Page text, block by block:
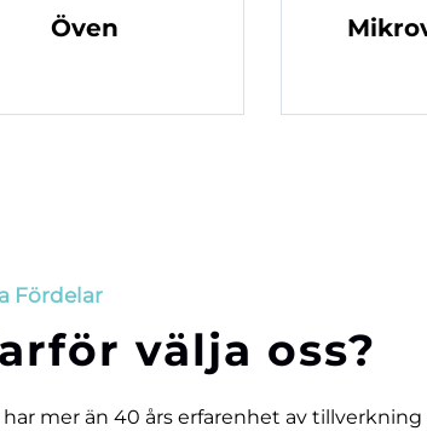
Öven
Fördelar
välja oss?
har mer än 40 års erfarenhet av tillverkning